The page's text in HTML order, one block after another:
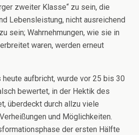
zweiter Klasse“ zu sein, die
Lebensleistung, nicht ausreichend
sein; Wahrnehmungen, wie sie in
waren, werden erneut
aufbricht, wurde vor 25 bis 30
bewertet, in der Hektik des
überdeckt durch allzu viele
und Möglichkeiten.
der ersten Hälfte